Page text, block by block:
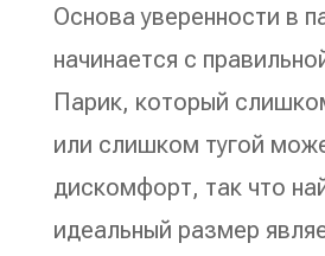
Основа уверенности в
начинается с
Парик, который
или слишком тугой
дискомфорт, так что
идеальный размер